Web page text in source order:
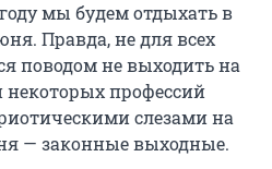
мы будем отдыхать в
Правда, не для всех
поводом не выходить на
некоторых профессий
слезами на
— законные выходные.